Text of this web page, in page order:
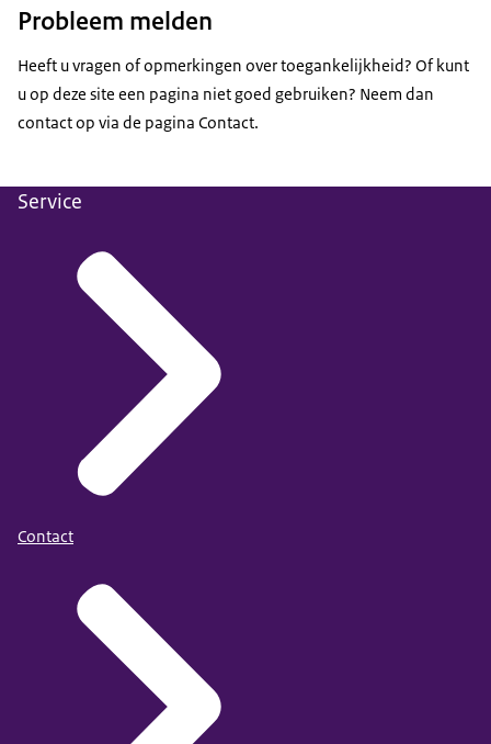
Probleem melden
Heeft u vragen of opmerkingen over toegankelijkheid? Of kunt
u op deze site een pagina niet goed gebruiken? Neem dan
contact op via de pagina Contact.
Service
Contact